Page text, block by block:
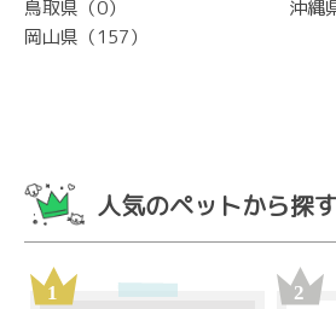
鳥取県（0）
岡山県（157）
沖縄
人気のペットから探す